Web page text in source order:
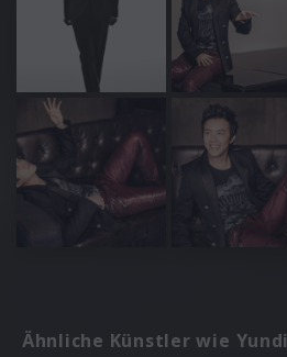
Ähnliche Künstler wie Yundi